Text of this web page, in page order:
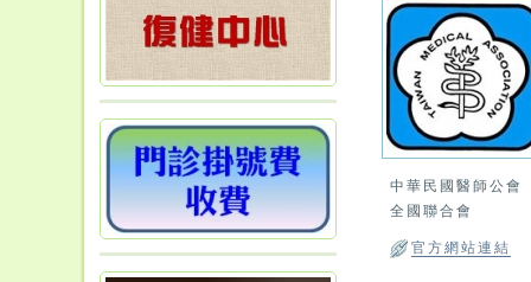
中華民國醫師公會
全國聯合會
官方網站連結